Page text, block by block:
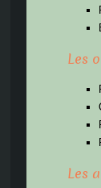
Les
Les